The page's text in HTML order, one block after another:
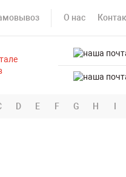
О нас
D E F G H I